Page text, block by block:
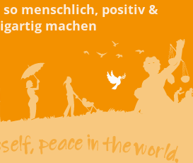
so menschlich, positiv &
machen